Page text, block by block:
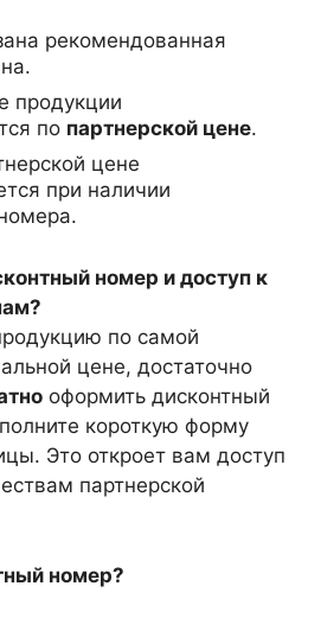
рекомендованная
продукции
по партнерской цене.
цене
при наличии
номер и доступ к
по самой
цене, достаточно
оформить дисконтный
короткую форму
Это откроет вам доступ
партнерской
номер?